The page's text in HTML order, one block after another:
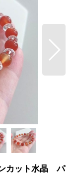
カット水晶 パ